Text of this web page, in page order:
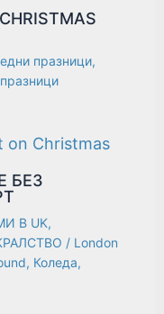
празници,
БЕЗ
В UK,
/ London
, Коледа,